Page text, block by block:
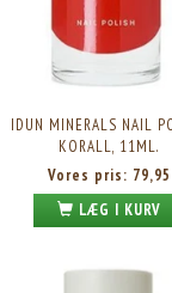
IDUN MINERALS NAIL
KORALL, 11ML.
Vores pris: 79,95
LÆG I KURV